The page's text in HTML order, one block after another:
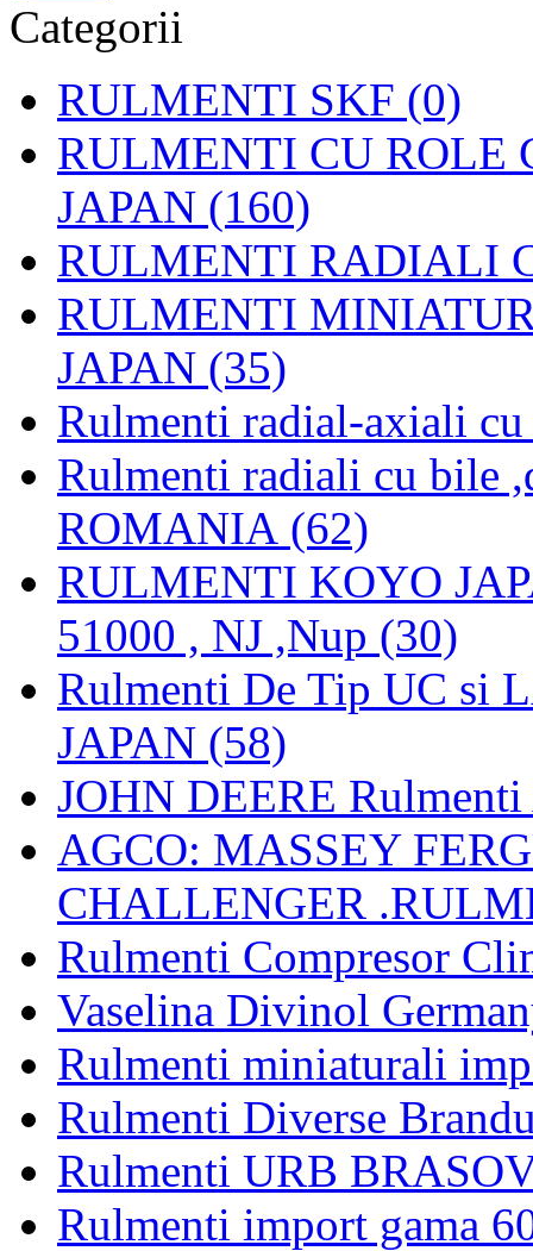
Categorii
RULMENTI SKF (0)
RULMENTI CU ROLE
JAPAN (160)
RULMENTI RADIALI
RULMENTI
JAPAN (35)
Rulmenti radial-axiali
Rulmenti radiali cu bile
ROMANIA (62)
RULMENTI KOYO
51000 , NJ ,Nup (30)
Rulmenti De Tip UC si
JAPAN (58)
JOHN DEERE
AGCO: MASSEY
CHALLENGER
Rulmenti Compresor
Vaselina Divinol
Rulmenti miniaturali
Rulmenti Diverse
Rulmenti URB
Rulmenti import gama